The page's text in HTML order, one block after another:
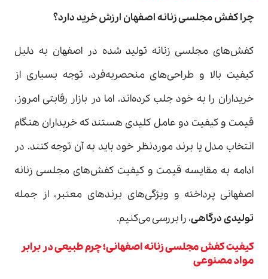
چرا کفش مجلسی زنانه اصفهان ارزش خرید دارد؟
کفش‌های مجلسی زنانه تولید شده در اصفهان به دلیل
کیفیت بالا و طراحی‌های منحصربه‌فرد، توجه بسیاری از
خریداران را به خود جلب کرده‌اند. اما در بازار رقابتی امروز،
قیمت و کیفیت دو عامل کلیدی هستند که خریداران هنگام
انتخاب مدل یا برند موردنظر خود باید به آن توجه کنند. در
ادامه به مقایسه قیمت و کیفیت کفش‌های مجلسی زنانه
اصفهانی پرداخته و ویژگی‌های برندهای معتبر، از جمله
تولیدی درگاهی، را بررسی می‌کنیم.
کیفیت کفش مجلسی زنانه اصفهانی؛ چرم طبیعی در برابر
مواد مصنوعی